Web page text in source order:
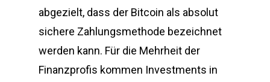
abgezielt, dass der Bitcoin als absolut
sichere Zahlungsmethode bezeichnet
werden kann. Für die Mehrheit der
Finanzprofis kommen Investments in